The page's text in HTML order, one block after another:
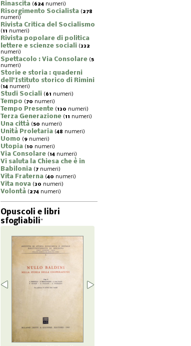
Rinascita (624 numeri)
Risorgimento Socialista (278
numeri)
Rivista Critica del Socialismo
(11 numeri)
Rivista popolare di politica
lettere e scienze sociali (332
numeri)
Spettacolo : Via Consolare (5
numeri)
Storie e storia : quaderni
dell'Istituto storico di Rimini
(14 numeri)
Studi Sociali (61 numeri)
Tempo (70 numeri)
Tempo Presente (130 numeri)
Terza Generazione (11 numeri)
Una città (50 numeri)
Unità Proletaria (48 numeri)
Uomo (9 numeri)
Utopia (10 numeri)
Via Consolare (14 numeri)
Vi saluta la Chiesa che è in
Babilonia (7 numeri)
Vita Fraterna (40 numeri)
Vita nova (30 numeri)
Volontà (274 numeri)
Opuscoli e libri
sfogliabili"